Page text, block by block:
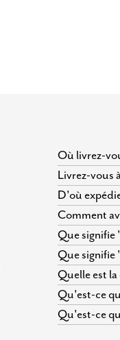
Où livrez-
Livrez-vous
D'où
Comment
Que signifie
Que signifie
Quelle est
Qu'est-ce
Qu'est-ce